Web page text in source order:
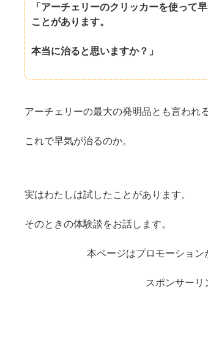
「アーチェリーのクリッカーを使って
ことがあります。
本当に治ると思いますか？」
アーチェリーの最大の発明品とも言われ
これで早気が治るのか。
実はわたしは試したことがあります。
そのときの体験談をお話します。
本ページはプロモーション
スポンサーリ